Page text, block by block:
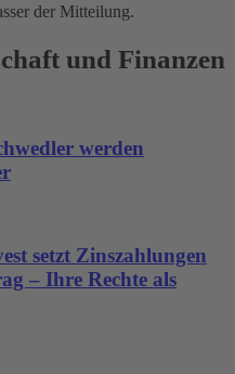
der Mitteilung.
und Finanzen
werden
setzt Zinszahlungen
– Ihre Rechte als